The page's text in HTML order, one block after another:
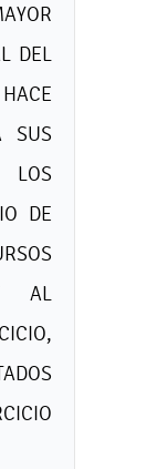
DEL
SUS
DE
AL